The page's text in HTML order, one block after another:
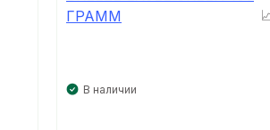
В наличии